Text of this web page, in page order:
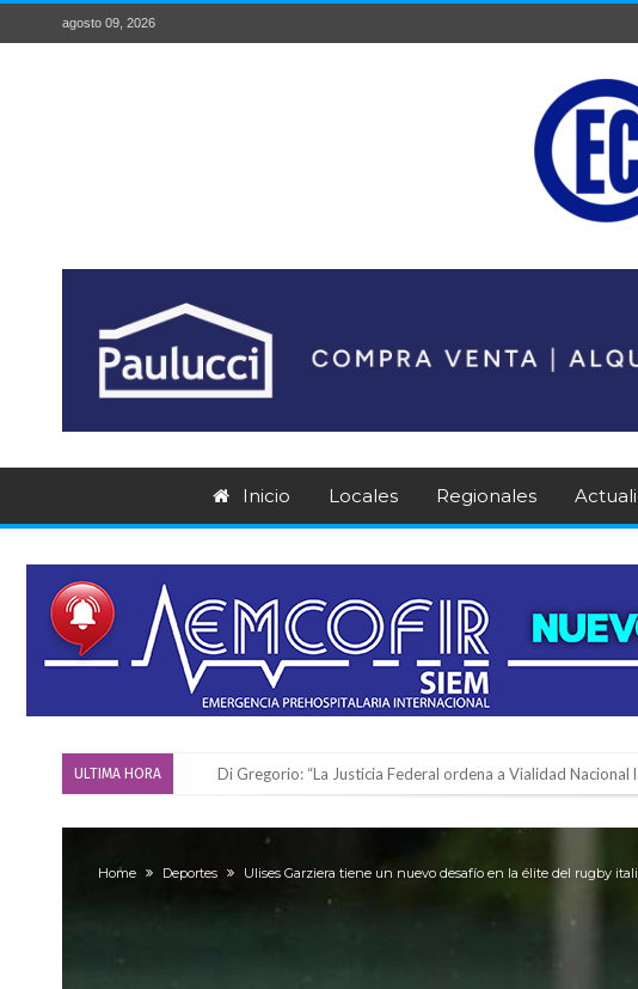
agosto 09, 2026
Inicio Locales Regionales
ULTIMA HORA Di Gregorio: “La Justicia Federal ordena a Vialidad
“La medicina nos salvó”: la emotiva historia de la
Vassalli: en potencial y con fechas diferidas, la empresa
Home Deportes Ulises Garziera tiene un nuevo desafío en la élite del rugby